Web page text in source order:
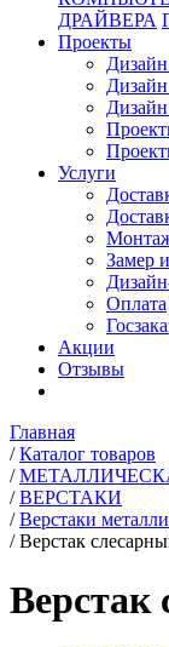
ДРАЙВЕРА
Проекты
Услуги
Замер
Оплата
Акции
Отзывы
Главная
/ Каталог товаров
/
/ ВЕРСТАКИ
/ Верстаки
/ Верстак
Верстак